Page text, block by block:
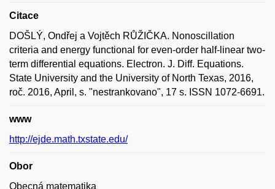
Citace
DOŠLÝ, Ondřej a Vojtěch RŮŽIČKA. Nonoscillation
criteria and energy functional for even-order half-linear two-
term differential equations. Electron. J. Diff. Equations.
State University and the University of North Texas, 2016,
roč. 2016, April, s. "nestrankovano", 17 s. ISSN 1072-6691.
www
http://ejde.math.txstate.edu/
Obor
Obecná matematika